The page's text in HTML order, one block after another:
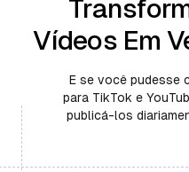
Vídeos Em
E se você pudesse
para TikTok e
publicá-los